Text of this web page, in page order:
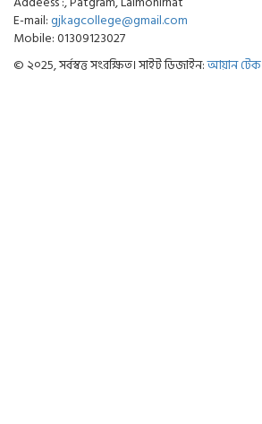
E-mail:gjkagcollege@gmail.com
Mobile: 01309123027
© ২০25, সর্বস্বত্ত সংরক্ষিত। সাইট ডিজাইন:আয়ান টেক